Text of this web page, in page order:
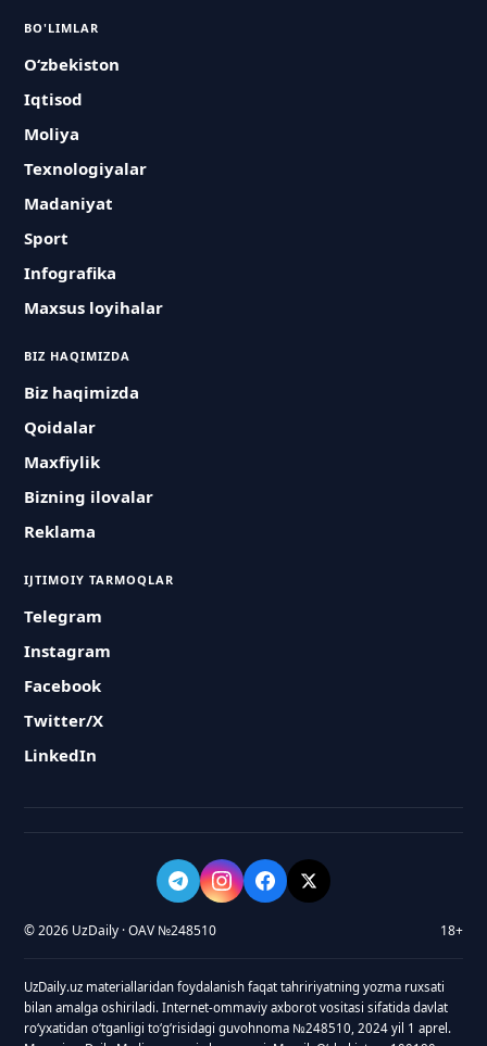
BO'LIMLAR
O‘zbekiston
Iqtisod
Moliya
Texnologiyalar
Madaniyat
Sport
Infografika
Maxsus loyihalar
BIZ HAQIMIZDA
Biz haqimizda
Qoidalar
Maxfiylik
Bizning ilovalar
Reklama
IJTIMOIY TARMOQLAR
Telegram
Instagram
Facebook
Twitter/X
LinkedIn
© 2026 UzDaily · OAV №248510 18+
UzDaily.uz materiallaridan foydalanish faqat tahririyatning yozma ruxsati
bilan amalga oshiriladi. Internet-ommaviy axborot vositasi sifatida davlat
roʻyxatidan oʻtganligi toʻgʻrisidagi guvohnoma №248510, 2024 yil 1 aprel.